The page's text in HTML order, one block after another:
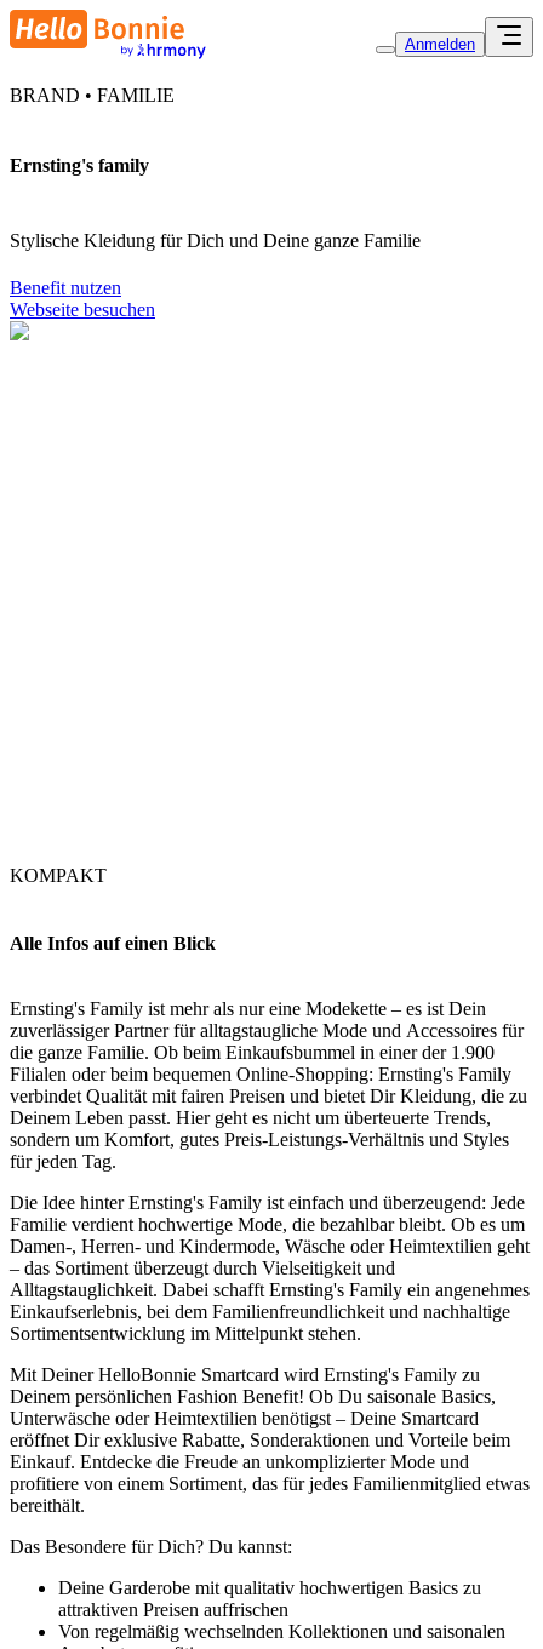
Anmelden
BRAND • FAMILIE
Ernsting's family
Stylische Kleidung für Dich und Deine ganze Familie
Benefit nutzen
Webseite besuchen
KOMPAKT
Alle Infos auf einen Blick
Ernsting's Family ist mehr als nur eine Modekette – es ist Dein
zuverlässiger Partner für alltagstaugliche Mode und Accessoires für
die ganze Familie. Ob beim Einkaufsbummel in einer der 1.900
Filialen oder beim bequemen Online-Shopping: Ernsting's Family
verbindet Qualität mit fairen Preisen und bietet Dir Kleidung, die zu
Deinem Leben passt. Hier geht es nicht um überteuerte Trends,
sondern um Komfort, gutes Preis-Leistungs-Verhältnis und Styles
für jeden Tag.
Die Idee hinter Ernsting's Family ist einfach und überzeugend: Jede
Familie verdient hochwertige Mode, die bezahlbar bleibt. Ob es um
Damen-, Herren- und Kindermode, Wäsche oder Heimtextilien geht
– das Sortiment überzeugt durch Vielseitigkeit und
Alltagstauglichkeit. Dabei schafft Ernsting's Family ein angenehmes
Einkaufserlebnis, bei dem Familienfreundlichkeit und nachhaltige
Sortimentsentwicklung im Mittelpunkt stehen.
Mit Deiner HelloBonnie Smartcard wird Ernsting's Family zu
Deinem persönlichen Fashion Benefit! Ob Du saisonale Basics,
Unterwäsche oder Heimtextilien benötigst – Deine Smartcard
eröffnet Dir exklusive Rabatte, Sonderaktionen und Vorteile beim
Einkauf. Entdecke die Freude an unkomplizierter Mode und
profitiere von einem Sortiment, das für jedes Familienmitglied etwas
bereithält.
Das Besondere für Dich? Du kannst:
Deine Garderobe mit qualitativ hochwertigen Basics zu
attraktiven Preisen auffrischen
Von regelmäßig wechselnden Kollektionen und saisonalen